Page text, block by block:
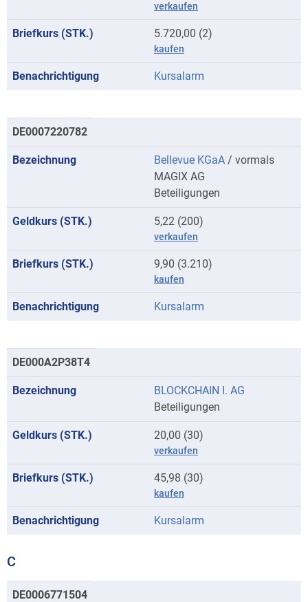
verkaufen
5.720,00 (2)
kaufen
Kursalarm
DE0007220782
Bellevue KGaA / vormals
MAGIX AG
Beteiligungen
5,22 (200)
verkaufen
9,90 (3.210)
kaufen
Kursalarm
DE000A2P38T4
BLOCKCHAIN I. AG
Beteiligungen
20,00 (30)
verkaufen
45,98 (30)
kaufen
Kursalarm
C
Kurse
DE0006771504